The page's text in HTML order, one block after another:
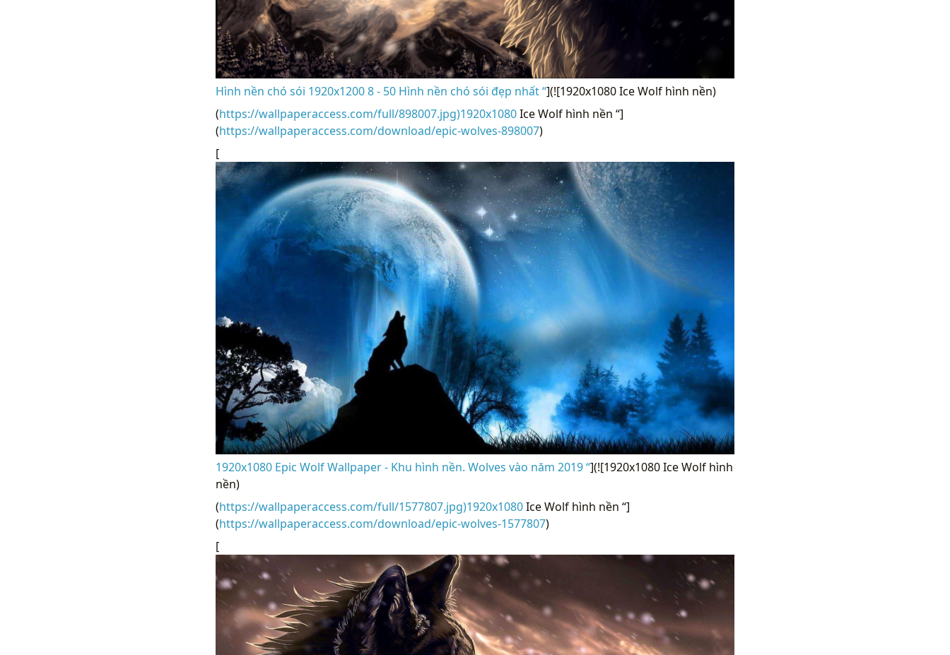
Hình nền chó sói 1920x1200 8 - 50 Hình nền chó sói đẹp nhất “](![1920x1080 Ice Wolf hình nền)
(https://wallpaperaccess.com/full/898007.jpg)1920x1080Ice Wolf hình nền “]
(https://wallpaperaccess.com/download/epic-wolves-898007)
[
1920x1080 Epic Wolf Wallpaper - Khu hình nền. Wolves vào năm 2019 “](![1920x1080 Ice Wolf hình
nền)
(https://wallpaperaccess.com/full/1577807.jpg)1920x1080Ice Wolf hình nền “]
(https://wallpaperaccess.com/download/epic-wolves-1577807)
[